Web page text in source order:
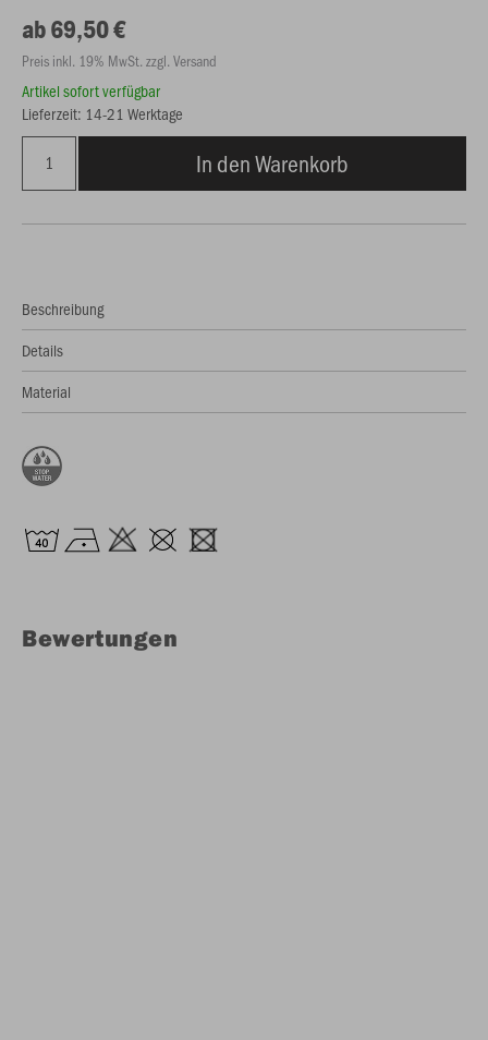
ab 69,50 €
Preis inkl. 19% MwSt. zzgl. Versand
Artikel sofort verfügbar
Lieferzeit: 14-21 Werktage
In den Warenkorb
Beschreibung
Details
Material
Bewertungen